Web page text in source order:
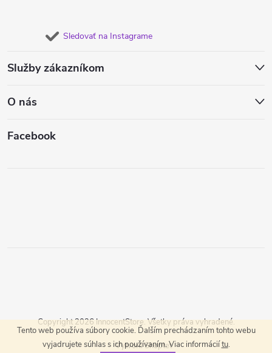
Tento web používa súbory cookie. Ďalším prechádzaním tohto webu
vyjadrujete súhlas s ich používaním. Viac informáciítu.
Sledovať na Instagrame
Služby zákazníkom
O nás
Facebook
Vytvoril Shoptet
Copyright 2026 InnocentStore. Všetky práva vyhradené.